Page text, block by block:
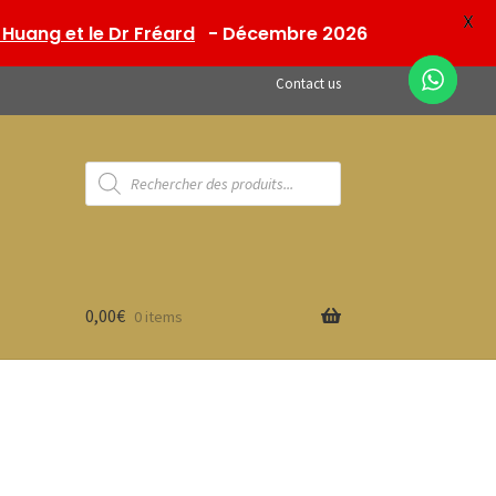
Contact us
Products
search
0,00€ 0 items
et le Dr Fréard - Décembre 2026 X